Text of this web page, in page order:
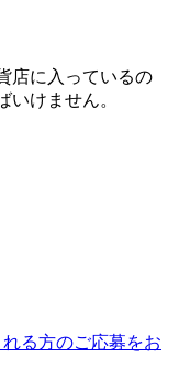
店に入っているの
いけません。
る方のご応募をお